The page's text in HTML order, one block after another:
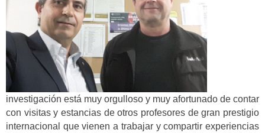
investigación está muy orgulloso y muy afortunado de contar
con visitas y estancias de otros profesores de gran prestigio
internacional que vienen a trabajar y compartir experiencias